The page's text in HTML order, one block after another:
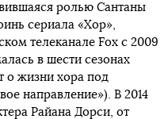
ролью Сантаны
сериала «Хор»,
телеканале Fox с 2009
в шести сезонах
о жизни хора под
направление»). В 2014
Райана Дорси, от